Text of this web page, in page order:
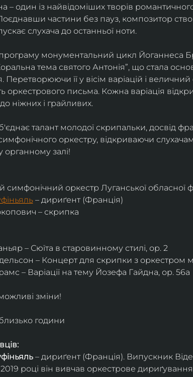
– один із найвідоміших творів
частини без пауз, композитор
слухача до останньої ноти.
монументальний цикл Йоганнеса
тема святого Антонія”, що стала
Перетворюючи її у вісім варіацій і
оркестрового письма. Кожна варіація
ніжних і грайливих.
талант молодої скрипальки, досвід
оркестру, відкриваючи
органному залі!
симфонічний оркестр Луганської обласної
– дириґент (Франція)
– скрипка
– Сюїта в старовинному стилі, ор. 2
– Концерт для скрипки з оркестром
– Варіації на тему Йозефа Гайдна, ор. 56a
зміни!
години
– дириґент (Франція). Випускник
році він вивчав оркестрове